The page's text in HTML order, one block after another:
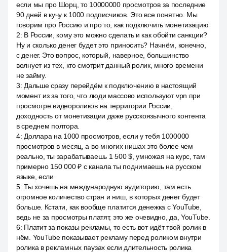
если мы про Шорц, то 10000000 просмотров за последние
90 дней в кучу к 1000 подписчиков. Это все понятно. Мы
говорим про Россию и про то, как подключить монетизацию
2: В России, кому это можно сделать и как обойти санкции?
Ну и сколько денег будет это приносить? Начнём, конечно,
с денег. Это вопрос, который, наверное, большинство
волнует из тех, кто смотрит данный ролик, много времени
не займу.
3: Дальше сразу перейдём к подключению в настоящий
момент из за того, что люди массово используют vpn при
просмотре видеороликов на территории России,
доходность от монетизации даже русскоязычного контента
в среднем полтора.
4: Доллара на 1000 просмотров, если у тебя 1000000
просмотров в месяц, а во многих нишах это более чем
реально, ты зарабатываешь 1 500 $, умножая на курс, там
примерно 150 000 ₽ с канала ты поднимаешь на русском
языке, если
5:Ты хочешь на международную аудиторию, там есть
огромное количество стран и ниш, в которых денег будет
больше. Кстати, как вообще платится денежка с YouTube,
ведь не за просмотры платят, это же очевидно, да, YouTube.
6: Платит за показы рекламы, то есть вот идёт твой ролик в
нём. YouTube показывает рекламу перед роликом внутри
ролика в рекламных паузах если длительность ролика